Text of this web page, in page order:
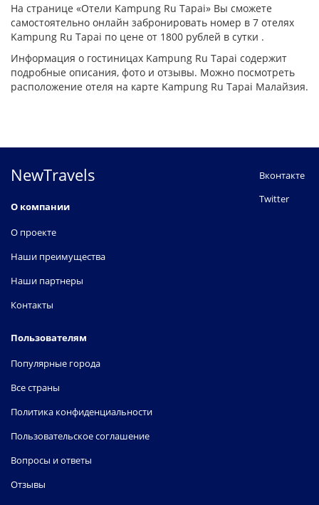
На странице «Отели Kampung Ru Tapai» Вы сможете
самостоятельно онлайн забронировать номер в 7 отелях
Kampung Ru Tapai по цене от 1800 рублей в сутки .
Информация о гостиницах Kampung Ru Tapai содержит
подробные описания, фото и отзывы. Можно посмотреть
расположение отеля на карте Kampung Ru Tapai Малайзия.
NewTravels
О компании
О проекте
Наши преимущества
Наши партнеры
Контакты
Пользователям
Популярные города
Все страны
Политика конфиденциальности
Пользовательское соглашение
Вопросы и ответы
Отзывы
Вконтакте
Twitter